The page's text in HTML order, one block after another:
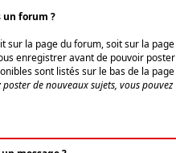
un forum ?
sur la page du forum, soit sur la page
enregistrer avant de pouvoir poster
sont listés sur le bas de la page
poster de nouveaux sujets, vous pouvez